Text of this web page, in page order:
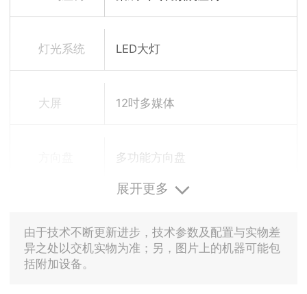
灯光系统 LED大灯
大屏 12吋多媒体
多功能方向盘
展开更多
由于技术不断更新进步，技术参数及配置与实物差
异之处以交机实物为准；另，图片上的机器可能包
括附加设备。